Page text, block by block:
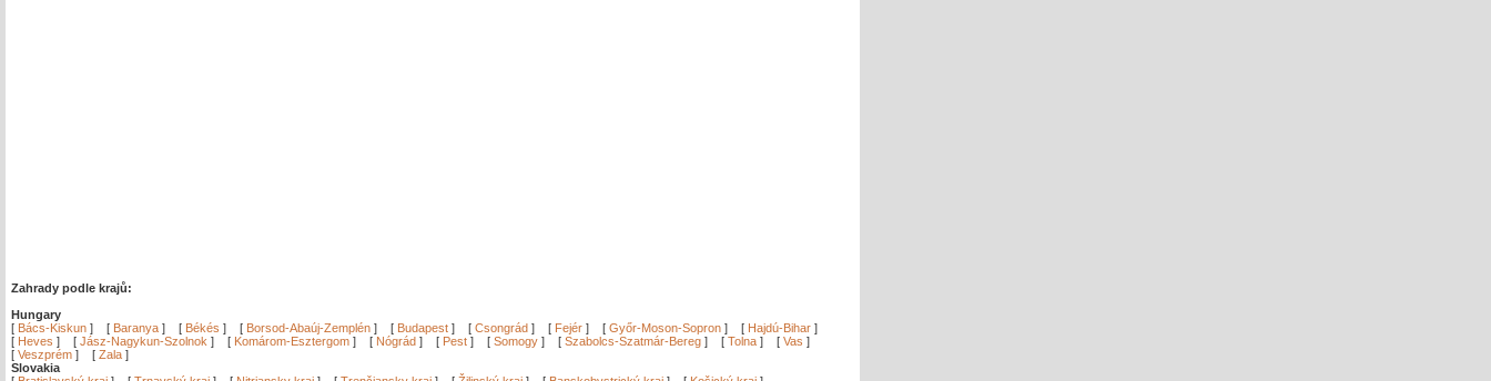
Zahrady podle krajů:
Hungary
[ Bács-Kiskun ] [ Baranya ] [ Békés ] [ Borsod-Abaúj-Zemplén ] [ Budapest ] [ Csongrád ] [ Fejér ] [ Győr-Moson-Sopron ] [ Hajdú-Bihar ]
[ Heves ] [ Jász-Nagykun-Szolnok ] [ Komárom-Esztergom ] [ Nógrád ] [ Pest ] [ Somogy ] [ Szabolcs-Szatmár-Bereg ] [ Tolna ] [ Vas ]
[ Veszprém ] [ Zala ]
Slovakia